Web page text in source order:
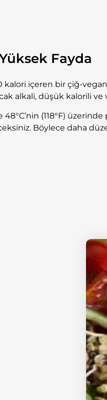
Fayda
kalori içeren bir çiğ-
alkali, düşük kalorili
(118°F)
Böylece daha